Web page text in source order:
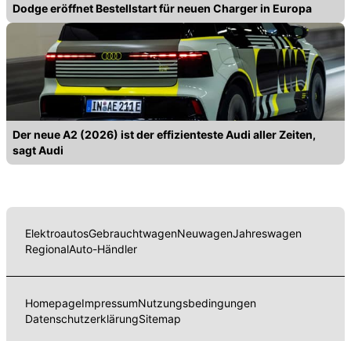
Dodge eröffnet Bestellstart für neuen Charger in Europa
Der neue A2 (2026) ist der effizienteste Audi aller Zeiten,
sagt Audi
ElektroautosGebrauchtwagenNeuwagenJahreswagen
RegionalAuto-Händler
HomepageImpressumNutzungsbedingungen
DatenschutzerklärungSitemap